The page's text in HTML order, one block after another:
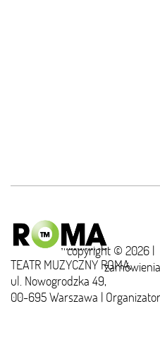
copyright © 2026 |
TEATR MUZYCZNY ROMA,
ul. Nowogrodzka 49,
00-695 Warszawa |